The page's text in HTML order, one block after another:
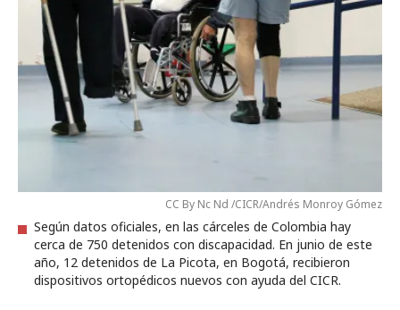
CC By Nc Nd /CICR/Andrés Monroy Gómez
Según datos oficiales, en las cárceles de Colombia hay
cerca de 750 detenidos con discapacidad. En junio de este
año, 12 detenidos de La Picota, en Bogotá, recibieron
dispositivos ortopédicos nuevos con ayuda del CICR.